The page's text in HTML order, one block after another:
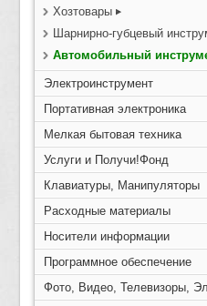
Хозтовары
Шарнирно-губцевый
Автомобильный
Электроинструмент
Портативная электроника
Мелкая бытовая техника
Услуги и Получи!Фонд
Клавиатуры, Манипуляторы
Расходные материалы
Носители информации
Программное обеспечение
Фото, Видео, Телевизоры,